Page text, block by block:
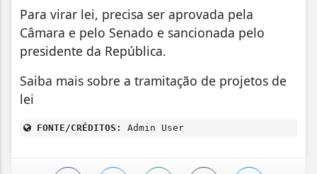
Para virar lei, precisa ser aprovada pela
Câmara e pelo Senado e sancionada pelo
presidente da República.
Saiba mais sobre a tramitação de projetos de
lei
FONTE/CRÉDITOS: Admin User